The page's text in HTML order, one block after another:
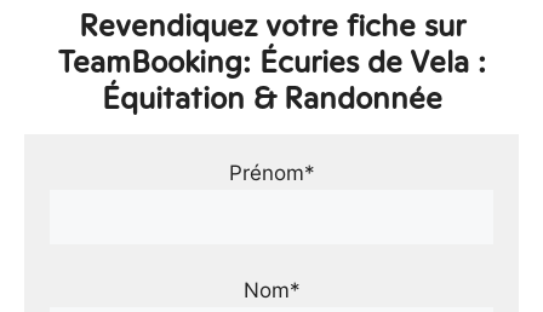
Revendiquez votre fiche sur
TeamBooking: Écuries de Vela :
Équitation & Randonnée
Prénom*
Nom*